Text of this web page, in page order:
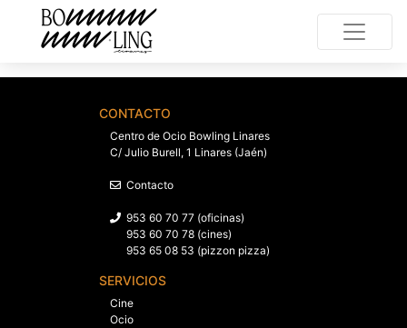
CONTACTO
Centro de Ocio Bowling Linares
C/ Julio Burell, 1 Linares (Jaén)
Contacto
953 60 70 77 (oficinas)
953 60 70 78 (cines)
953 65 08 53 (pizzon pizza)
SERVICIOS
Cine
Ocio